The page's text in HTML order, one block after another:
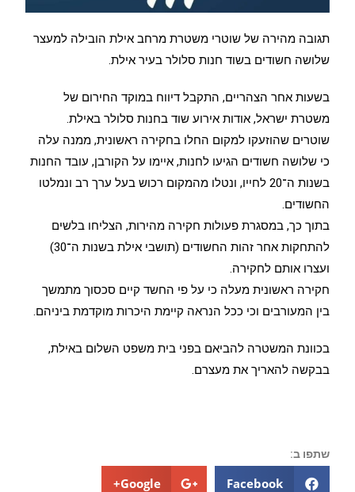
תגובה מהירה של שוטרי משטרת מרחב אילת הובילה למעצר
שלושה חשודים בשוד חנות סלולר בעיר אילת.
בשעות אחר הצהריים, התקבל דיווח במוקד החירום של
משטרת ישראל, אודות אירוע שוד בחנות סלולר באילת.
שוטרים שהוזעקו למקום החלו בחקירה ראשונית, ממנה עלה
כי שלושה חשודים הגיעו לחנות, איימו על הקורבן, עובד החנות
בשנות ה־20 לחייו, ונטלו מהמקום רכוש בעל ערך רב ונמלטו
החשודים.
בתוך כך, במסגרת פעולות חקירה מהירות, הצליחו בלשים
להתחקות אחר זהות החשודים (תושבי אילת בשנות ה־30)
ועצרו אותם לחקירה.
חקירה ראשונית מעלה כי על פי החשד קיים סכסוך מתמשך
בין המעורבים וכי ככל הנראה קיימת היכרות מוקדמת ביניהם.
בכוונת המשטרה להביאם בפני בית משפט השלום באילת,
בבקשה להאריך את מעצרם.
שתפו ב:
Facebook
Google+